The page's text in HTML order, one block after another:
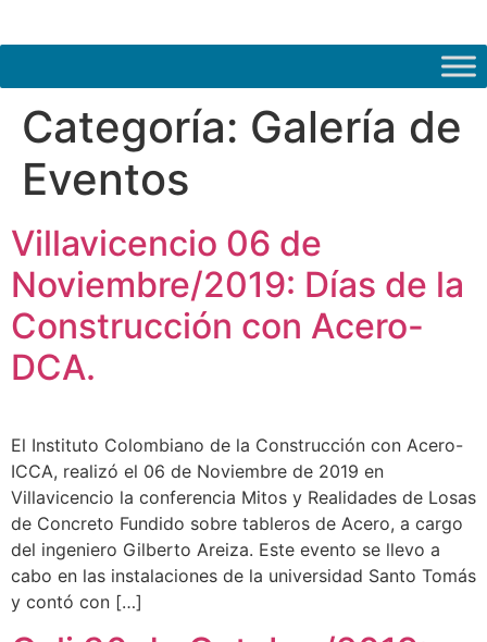
Categoría: Galería de
Eventos
Villavicencio 06 de
Noviembre/2019: Días de la
Construcción con Acero-
DCA.
El Instituto Colombiano de la Construcción con Acero-
ICCA, realizó el 06 de Noviembre de 2019 en
Villavicencio la conferencia Mitos y Realidades de Losas
de Concreto Fundido sobre tableros de Acero, a cargo
del ingeniero Gilberto Areiza. Este evento se llevo a
cabo en las instalaciones de la universidad Santo Tomás
y contó con […]